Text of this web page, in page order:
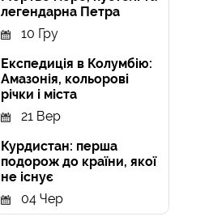
легендарна Петра
10 Гру
Експедиція в Колумбію:
Амазонія, кольорові
річки і міста
21 Вер
Курдистан: перша
подорож до країни, якої
не існує
04 Чер